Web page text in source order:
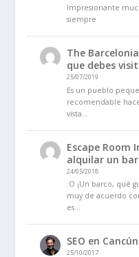
Impresionante
siempre
The
que debes
25/07/2019
Es un pueblo
recomendable
vista…
Escape Room
alquilar un
24/05/2018
:O ¡Un barco, qué
muy de acuerdo
es…
SEO en Cancún
25/10/2017